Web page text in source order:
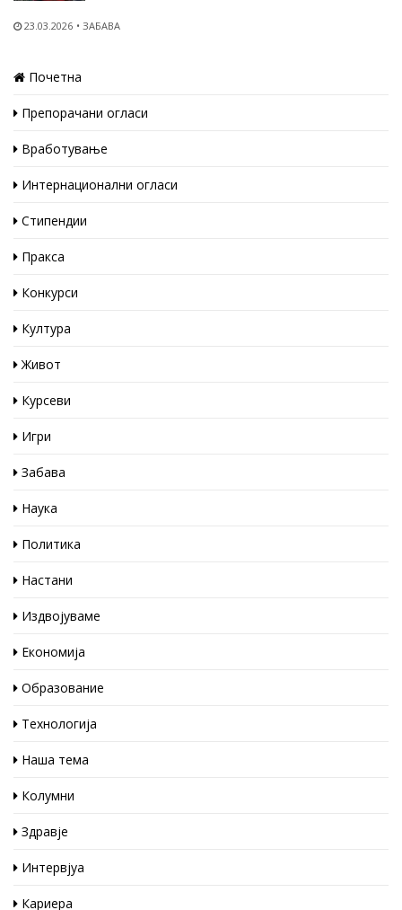
23.03.2026 ЗАБАВА
Почетна
Препорачани огласи
Вработување
Интернационални огласи
Стипендии
Пракса
Конкурси
Култура
Живот
Курсеви
Игри
Забава
Наука
Политика
Настани
Издвојуваме
Економија
Образование
Технологија
Наша тема
Колумни
Здравје
Интервјуа
Кариера